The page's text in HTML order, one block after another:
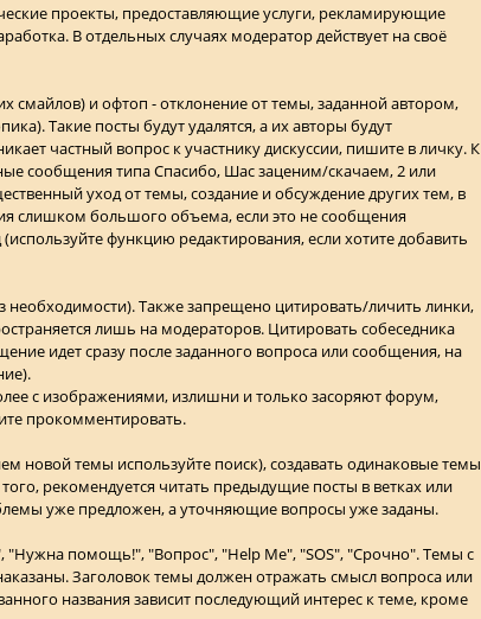
проекты, предоставляющие услуги, рекламирующие
В отдельных случаях модератор действует на своё
смайлов) и офтоп - отклонение от темы, заданной автором,
Такие посты будут удалятся, а их авторы будут
частный вопрос к участнику дискуссии, пишите в личку. К
сообщения типа Спасибо, Шас заценим/скачаем, 2 или
уход от темы, создание и обсуждение других тем, в
слишком большого объема, если это не сообщения
функцию редактирования, если хотите добавить
необходимости). Также запрещено цитировать/личить линки,
лишь на модераторов. Цитировать собеседника
идет сразу после заданного вопроса или сообщения, на
с изображениями, излишни и только засоряют форум,
прокомментировать.
новой темы используйте поиск), создавать одинаковые темы
рекомендуется читать предыдущие посты в ветках или
уже предложен, а уточняющие вопросы уже заданы.
"Нужна помощь!", "Вопрос", "Help Me", "SOS", "Срочно". Темы с
Заголовок темы должен отражать смысл вопроса или
названия зависит последующий интерес к теме, кроме